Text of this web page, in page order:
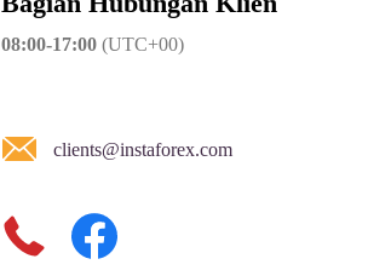
08:00-17:00(UTC+00)
clients@instaforex.com